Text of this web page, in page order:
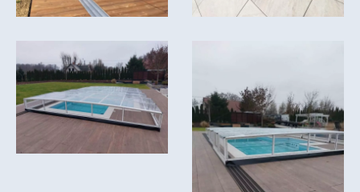
GDPR súhlas
súhlasím s použitím mojich osobných údajov
Odoslať